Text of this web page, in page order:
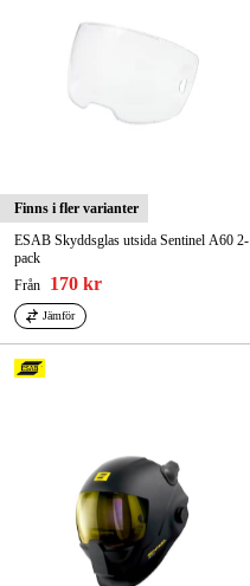
Varumärken
Våra varumärken
FAQ
Finns i fler varianter
ESAB Skyddsglas utsida Sentinel A60 2-
pack
Från
170 kr
Jämför